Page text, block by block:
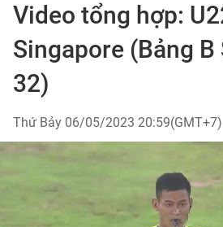
Video tổng hợp:
Singapore (Bảng B
32)
Thứ Bảy 06/05/2023 20:59(GMT+7)